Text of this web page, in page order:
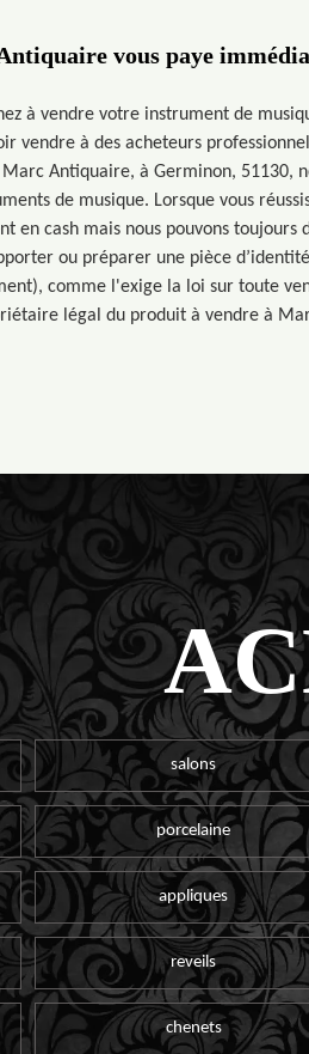
vous paye
à vendre votre instrument de
vendre à des acheteurs
Marc Antiquaire, à Germinon, 51130,
de musique. Lorsque vous
en cash mais nous pouvons
ou préparer une pièce
comme l'exige la loi sur toute
légal du produit à vendre à
salons
porcelaine
appliques
reveils
chenets